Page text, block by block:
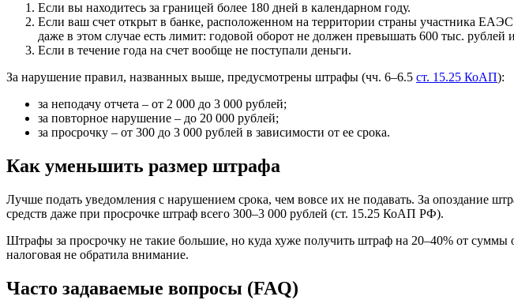
Если вы находитесь за границей более 180 дней в календарном году.
Если ваш счет открыт в банке, расположенном на территории страны участника
даже в этом случае есть лимит: годовой оборот не должен превышать 600 тыс. рублей
Если в течение года на счет вообще не поступали деньги.
За нарушение правил, названных выше, предусмотрены штрафы (чч. 6–6.5 ст. 15.25 КоАП):
за неподачу отчета – от 2 000 до 3 000 рублей;
за повторное нарушение – до 20 000 рублей;
за просрочку – от 300 до 3 000 рублей в зависимости от ее срока.
Как уменьшить размер штрафа
Лучше подать уведомления с нарушением срока, чем вовсе их не подавать. За опоздание
средств даже при просрочке штраф всего 300–3 000 рублей (ст. 15.25 КоАП РФ).
Штрафы за просрочку не такие большие, но куда хуже получить штраф на 20–40% от
налоговая не обратила внимание.
Часто задаваемые вопросы (FAQ)